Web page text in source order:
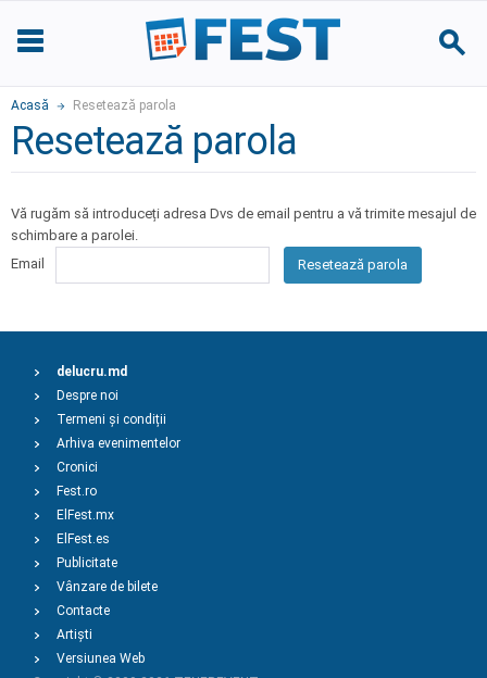
Acasă Resetează parola
Resetează parola
Vă rugăm să introduceți adresa Dvs de email pentru a vă trimite mesajul de
schimbare a parolei.
Email
Resetează parola
delucru.md
Despre noi
Termeni și condiții
Arhiva evenimentelor
Cronici
Fest.ro
ElFest.mx
ElFest.es
Publicitate
Vânzare de bilete
Contacte
Artiști
Versiunea Web